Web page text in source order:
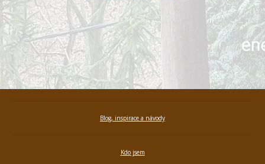
Blog, inspirace a návody
Kdo jsem